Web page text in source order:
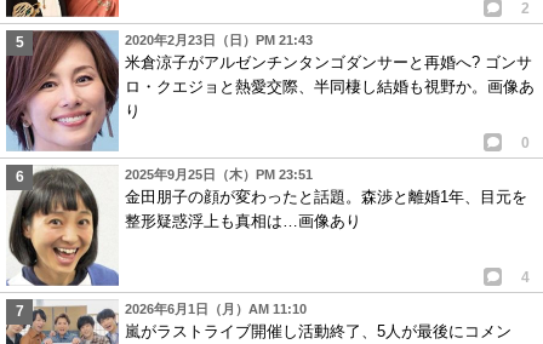
2
2020年2月23日（日）PM 21:43
米倉涼子がアルゼンチンタンゴダンサーと再婚へ? ゴンサ
ロ・クエジョと熱愛交際、半同棲し結婚も視野か。画像あ
り
0
2025年9月25日（木）PM 23:51
金田朋子の顔が変わったと話題。森渉と離婚1年、目元を
整形疑惑浮上も真相は…画像あり
4
2026年6月1日（月）AM 11:10
嵐がラストライブ開催し活動終了、5人が最後にコメン